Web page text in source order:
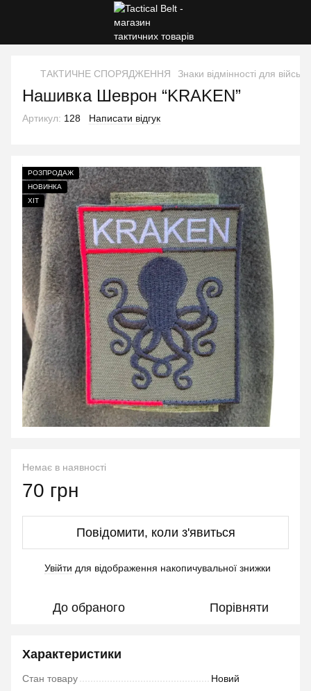
ТАКТИЧНЕ СПОРЯДЖЕННЯ Знаки відмінності для
Нашивка Шеврон “KRAKEN”
Артикул: 128 Написати відгук
РОЗПРОДАЖ
НОВИНКА
ХІТ
Немає в наявності
70 грн
Повідомити, коли з'явиться
Увійти для відображення накопичувальної знижки
До обраного Порівняти
Характеристики
Стан товару Новий